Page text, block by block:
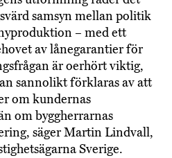
samsyn mellan politik
– med ett
av lånegarantier för
är oerhört viktig,
sannolikt förklaras av att
om kundernas
om byggherrarnas
säger Martin Lindvall,
Sverige.